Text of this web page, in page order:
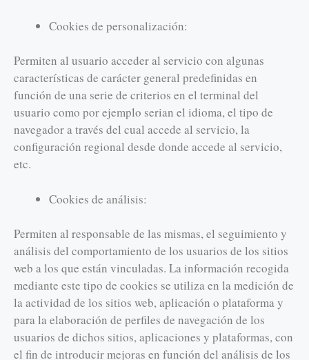
Cookies de personalización:
Permiten al usuario acceder al servicio con algunas
características de carácter general predefinidas en
función de una serie de criterios en el terminal del
usuario como por ejemplo serian el idioma, el tipo de
navegador a través del cual accede al servicio, la
configuración regional desde donde accede al servicio,
etc.
Cookies de análisis:
Permiten al responsable de las mismas, el seguimiento y
análisis del comportamiento de los usuarios de los sitios
web a los que están vinculadas. La información recogida
mediante este tipo de cookies se utiliza en la medición de
la actividad de los sitios web, aplicación o plataforma y
para la elaboración de perfiles de navegación de los
usuarios de dichos sitios, aplicaciones y plataformas, con
el fin de introducir mejoras en función del análisis de los